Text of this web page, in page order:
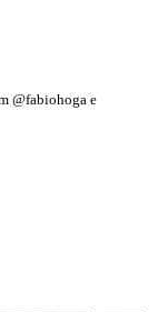
@fabiohoga e